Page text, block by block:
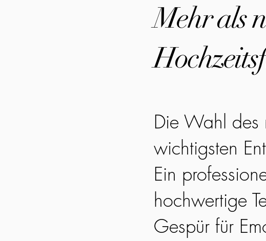
Mehr als
Die Wahl des
wichtigsten
Ein
hochwertige
Gespür für